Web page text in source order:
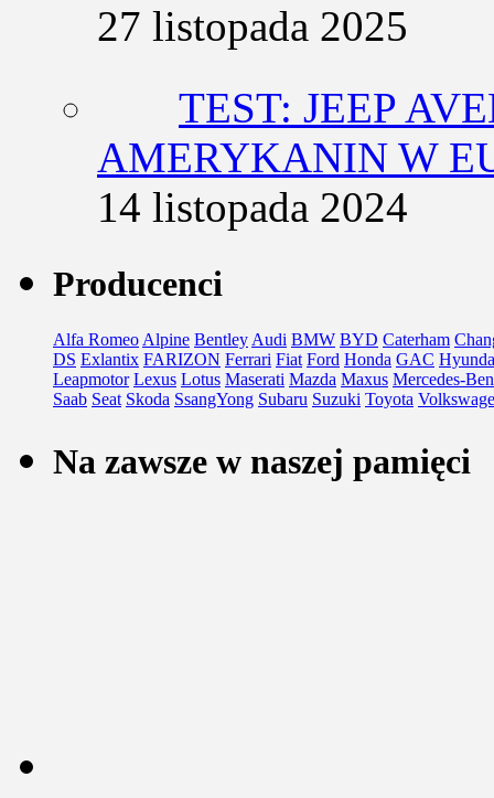
27 listopada 2025
TEST: JEEP
AMERYKANIN W
14 listopada 2024
Producenci
Alfa Romeo Alpine Bentley Audi BMW BYD Caterham
DS Exlantix FARIZON Ferrari Fiat Ford Honda GAC
Leapmotor Lexus Lotus Maserati Mazda Maxus Mercedes-
Saab Seat Skoda SsangYong Subaru Suzuki Toyota
Na zawsze w naszej pamięci